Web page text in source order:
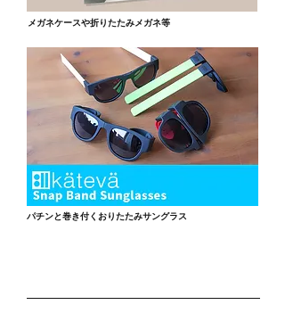
メガネケースや折りたたみメガネ等
パチンと巻き付くおりたたみサングラス